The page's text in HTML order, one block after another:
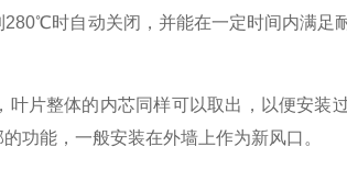
时自动关闭，并能在一定时间内满足
片整体的内芯同样可以取出，以便安装
功能，一般安装在外墙上作为新风口。